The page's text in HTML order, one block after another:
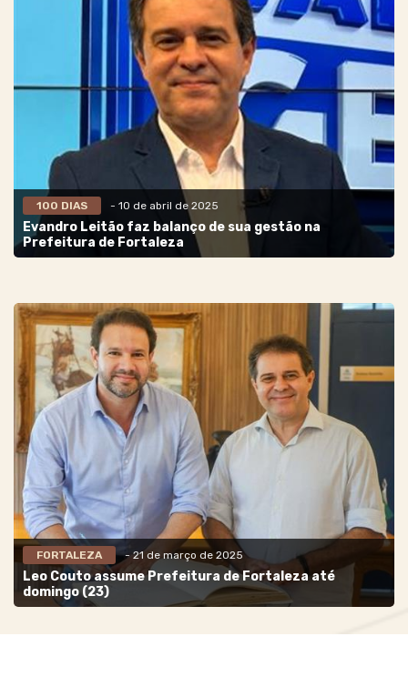
100 DIAS - 10 de abril de 2025
Evandro Leitão faz balanço de sua gestão na
Prefeitura de Fortaleza
FORTALEZA - 21 de março de 2025
Leo Couto assume Prefeitura de Fortaleza até
domingo (23)